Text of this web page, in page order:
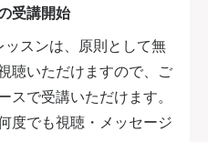
受講開始
ッスンは、原則として無
聴いただけますので、ご
スで受講いただけます。
度でも視聴・メッセージ